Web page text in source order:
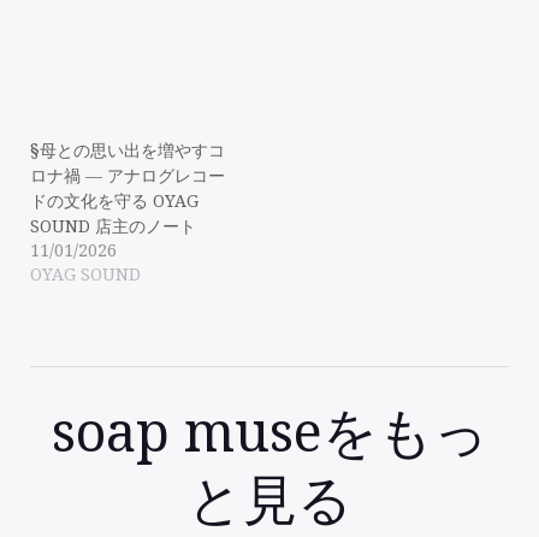
§母との思い出を増やすコ
ロナ禍 ― アナログレコー
ドの文化を守る OYAG
SOUND 店主のノート
11/01/2026
OYAG SOUND
soap museをもっ
と見る